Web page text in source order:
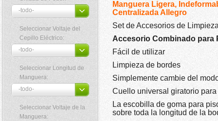
Seleccionar Voltaje del
Cepillo Eléctrico:
Seleccionar Longitud de
Manguera:
Seleccionar Voltaje de la
Manguera:
Manguera Ligera,
Centralizada Allegro
Set de Accesorios de
Accesorio Combinado para
Fácil de utilizar
Limpieza de bordes
Simplemente cambie del
Cuello universal giratorio
La escobilla de goma para
sobre toda la longitud de la